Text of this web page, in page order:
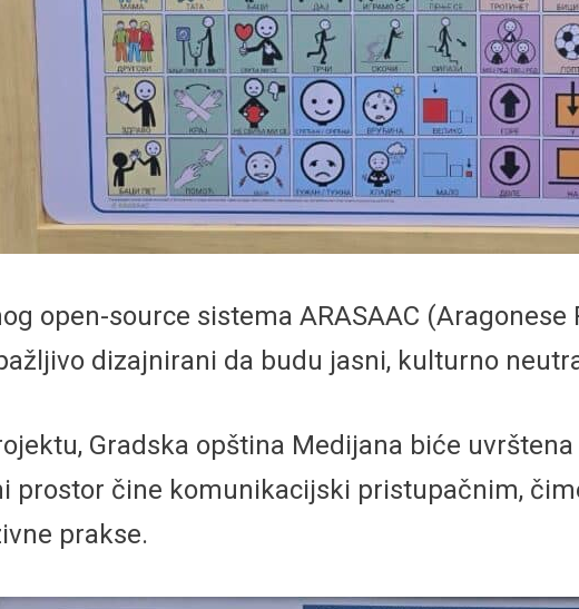
open-source sistema ARASAAC
dizajnirani da budu jasni, kulturno
Gradska opština Medijana biće
prostor čine komunikacijski pristupačnim,
prakse.